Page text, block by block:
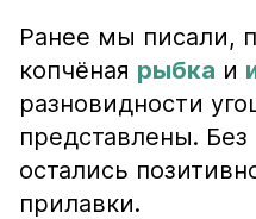
Ранее мы писали,
копчёная рыбка и
разновидности
представлены.
остались
прилавки.